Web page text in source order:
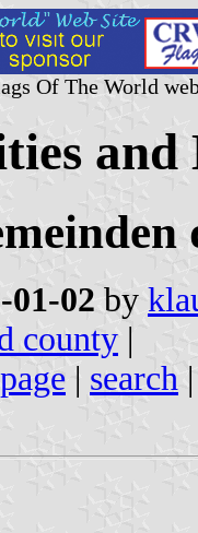
Of The World
01-02 by
county |
| search